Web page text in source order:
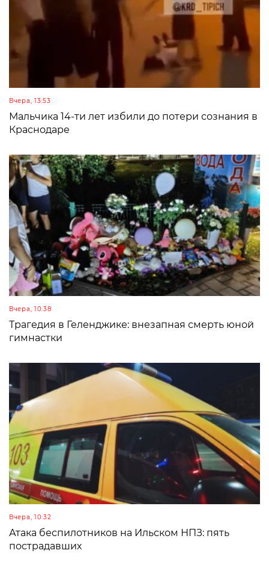
Вчера, 13:53
Мальчика 14-ти лет избили до потери сознания в
Краснодаре
Вчера, 10:38
Трагедия в Геленджике: внезапная смерть юной
гимнастки
Вчера, 10:32
Атака беспилотников на Ильском НПЗ: пять
пострадавших